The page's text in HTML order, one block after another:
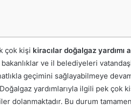
çok kişi kiracılar doğalgaz yardımı
ve il belediyeleri
geçimini sağlayabilmeye
Doğalgaz yardımlarıyla ilgili pek çok
dolanmaktadır. Bu durum